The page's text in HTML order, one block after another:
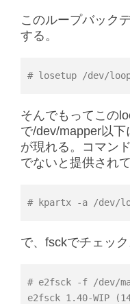
このループバック
する。
# losetup /dev/
そんでもってこの
で/dev/mapper以
が現れる。コマン
でないと提供され
# kpartx -a /dev/
で、fsckでチェック
# e2fsck -f /dev/
e2fsck 1.40-WIP